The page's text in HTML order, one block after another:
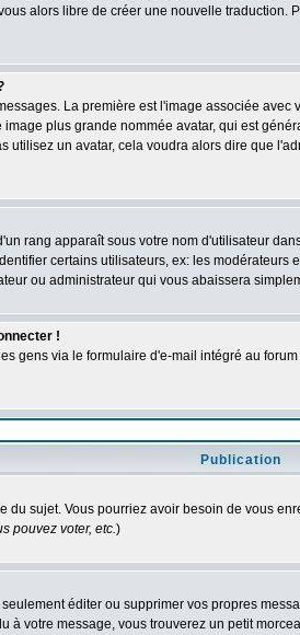
alors libre de créer une nouvelle
La première est l'image associée
plus grande nommée avatar, qui est
un avatar, cela voudra alors dire que
rang apparaît sous votre nom d'utilisateur
certains utilisateurs, ex: les
ou administrateur qui vous abaissera
!
gens via le formulaire d'e-mail intégré au
Publication
sujet. Vous pourriez avoir besoin de vous
pouvez voter, etc.)
éditer ou supprimer vos propres
votre message, vous trouverez un petit